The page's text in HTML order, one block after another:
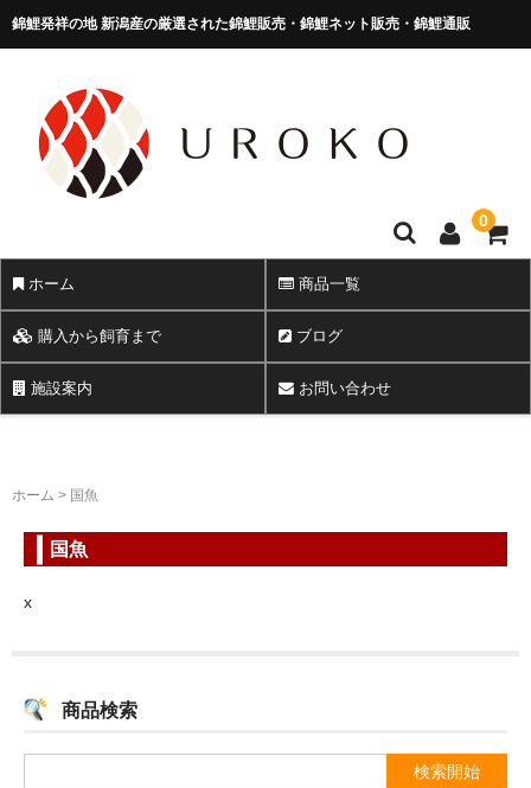
錦鯉発祥の地 新潟産の厳選された錦鯉販売・錦鯉ネット販売・錦鯉通販
錦鯉販売 株式会社 鱗～うろこ～0
ホーム 商品一覧
購入から飼育まで ブログ
施設案内 お問い合わせ
ホーム > 国魚
国魚
x
商品検索